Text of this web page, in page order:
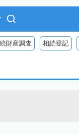
財産調査 相続登記